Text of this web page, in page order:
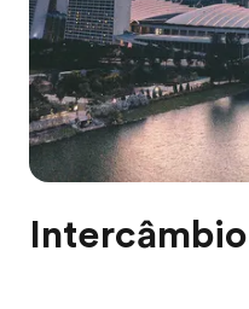
Carreiras
Junte-se a nós